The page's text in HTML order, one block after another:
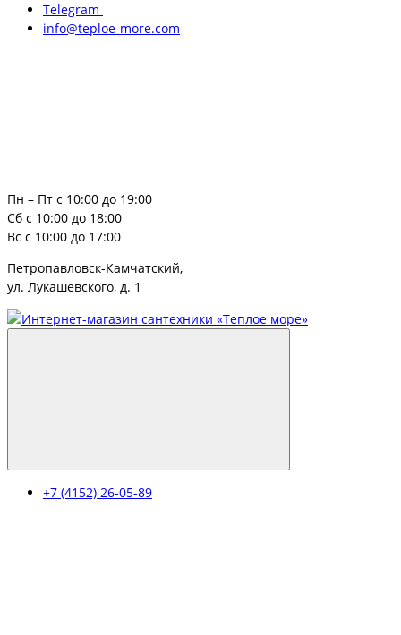
Telegram
info@teploe-more.com
Пн – Пт с 10:00 до 19:00
Сб с 10:00 до 18:00
Вс с 10:00 до 17:00
Петропавловск-Камчатский,
ул. Лукашевского, д. 1
+7 (4152) 26-05-89